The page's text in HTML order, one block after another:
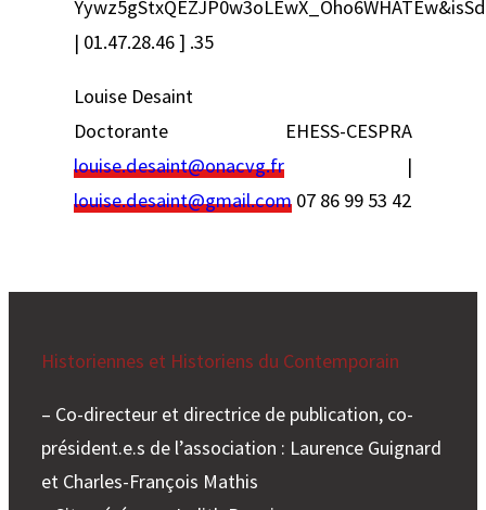
| 01.47.28.46 ] .35
Louise Desaint
Doctorante EHESS-CESPRA
louise.desaint@onacvg.fr |
louise.desaint@gmail.com 07 86 99 53 42
Historiennes et Historiens du Contemporain
– Co-directeur et directrice de publication, co-
président.e.s de l’association : Laurence Guignard
et Charles-François Mathis